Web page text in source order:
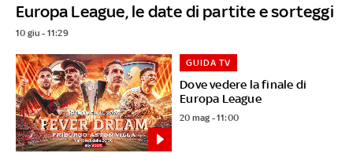
Europa League, le date di partite e sorteggi
10 giu - 11:29
Dove vedere la finale di
Europa League
GUIDA TV
20 mag - 11:00